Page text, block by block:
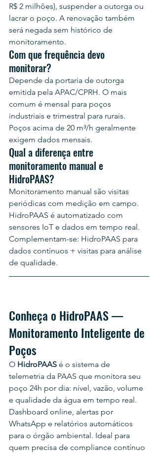
R$ 2 milhões), suspender a outorga ou
lacrar o poço. A renovação também
será negada sem histórico de
monitoramento.
Com que frequência devo
monitorar?
Depende da portaria de outorga
emitida pela APAC/CPRH. O mais
comum é mensal para poços
industriais e trimestral para rurais.
Poços acima de 20 m³/h geralmente
exigem dados mensais.
Qual a diferença entre
monitoramento manual e
HidroPAAS?
Monitoramento manual são visitas
periódicas com medição em campo.
HidroPAAS é automatizado com
sensores IoT e dados em tempo real.
Complementam-se: HidroPAAS para
dados contínuos + visitas para análise
de qualidade.
Conheça o HidroPAAS —
Monitoramento Inteligente de
Poços
O HidroPAAS é o sistema de
telemetria da PAAS que monitora seu
poço 24h por dia: nível, vazão, volume
e qualidade da água em tempo real.
Dashboard online, alertas por
WhatsApp e relatórios automáticos
para o órgão ambiental. Ideal para
quem precisa de compliance contínuo